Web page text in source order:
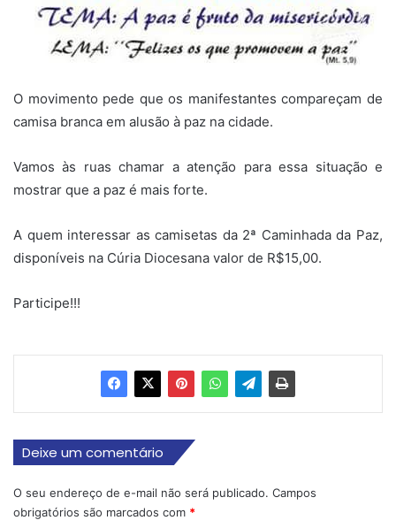
O movimento pede que os manifestantes compareçam de
camisa branca em alusão à paz na cidade.
Vamos às ruas chamar a atenção para essa situação e
mostrar que a paz é mais forte.
A quem interessar as camisetas da 2ª Caminhada da Paz,
disponíveis na Cúria Diocesana valor de R$15,00.
Participe!!!
Deixe um comentário
O seu endereço de e-mail não será publicado. Campos
obrigatórios são marcados com *